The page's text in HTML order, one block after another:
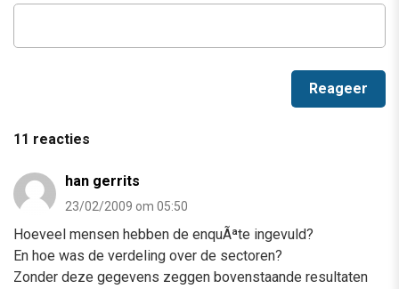
11 reacties
han gerrits
23/02/2009 om 05:50
Hoeveel mensen hebben de enquÃªte ingevuld?
En hoe was de verdeling over de sectoren?
Zonder deze gegevens zeggen bovenstaande resultaten